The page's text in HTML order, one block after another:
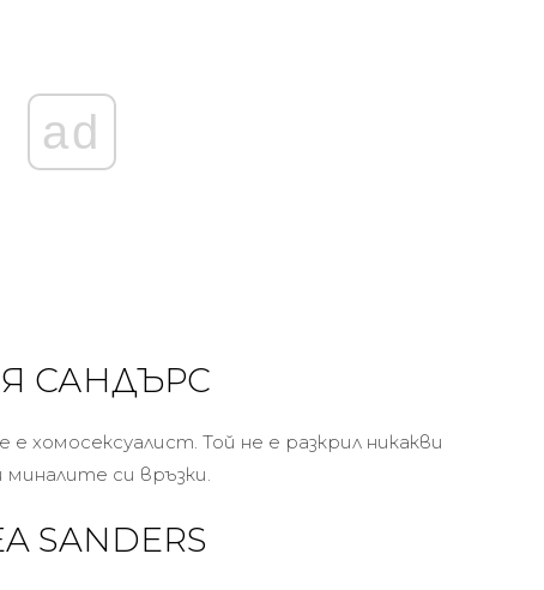
ad
САНДЪРС
хомосексуалист. Той не е разкрил никакви
си връзки.
SANDERS